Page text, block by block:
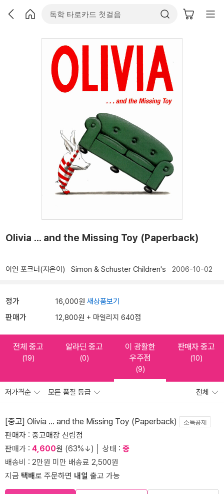
Olivia ... and the Missing Toy (Paperback)
이언 포크너(지은이) Simon & Schuster Children's 2006-10-02
정가 16,000원 새상품보기
판매가 12,800원 + 마일리지 640점
전체 중고
(19)
알라딘 중고
(0)
이 광활한
우주점
(9)
판매자 중고
(10)
저가격순 모든 품질 등급 전체
[중고] Olivia ... and the Missing Toy (Paperback) 소득공제
판매자 : 중고매장 신림점
판매가 : 4,600원 (63%↓) │ 상태 : 중
배송비 : 2만원 미만 배송료 2,500원
지금 택배로 주문하면 내일 출고 가능